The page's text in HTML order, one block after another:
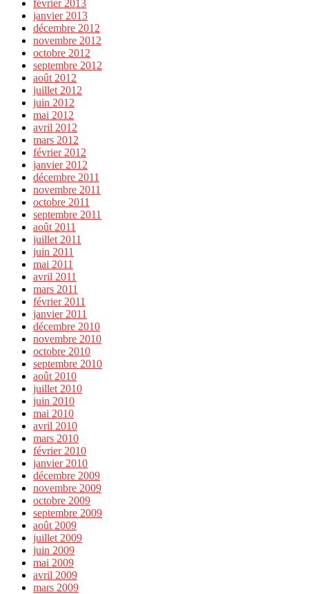
février 2013
janvier 2013
décembre 2012
novembre 2012
octobre 2012
septembre 2012
août 2012
juillet 2012
juin 2012
mai 2012
avril 2012
mars 2012
février 2012
janvier 2012
décembre 2011
novembre 2011
octobre 2011
septembre 2011
août 2011
juillet 2011
juin 2011
mai 2011
avril 2011
mars 2011
février 2011
janvier 2011
décembre 2010
novembre 2010
octobre 2010
septembre 2010
août 2010
juillet 2010
juin 2010
mai 2010
avril 2010
mars 2010
février 2010
janvier 2010
décembre 2009
novembre 2009
octobre 2009
septembre 2009
août 2009
juillet 2009
juin 2009
mai 2009
avril 2009
mars 2009